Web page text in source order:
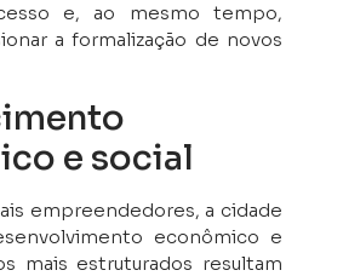
e, ao mesmo tempo,
a formalização de novos
e social
empreendedores, a cidade
econômico e
mais estruturados resultam